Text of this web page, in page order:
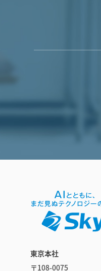
東京本社
〒108-0075